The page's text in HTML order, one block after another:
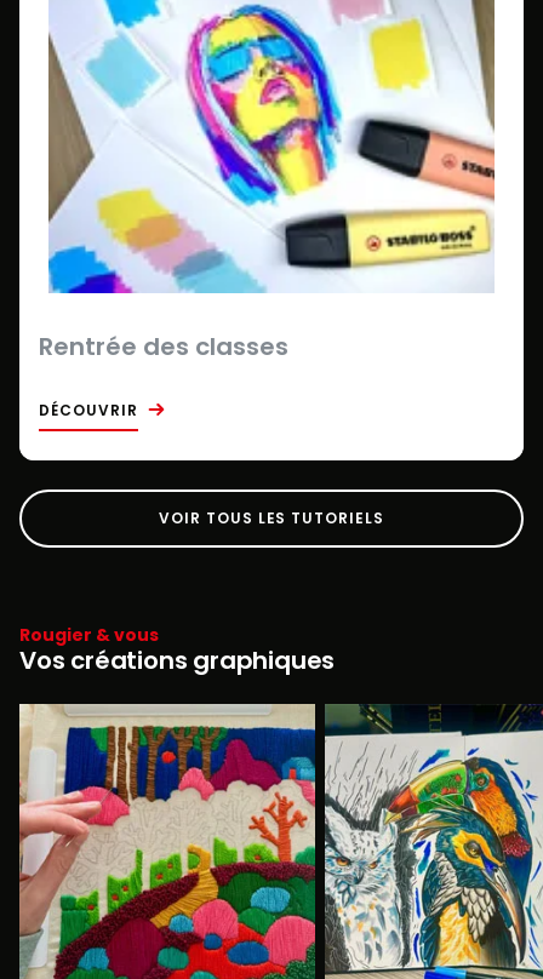
Rentrée des classes
DÉCOUVRIR
VOIR TOUS LES TUTORIELS
Rougier & vous
Vos créations graphiques